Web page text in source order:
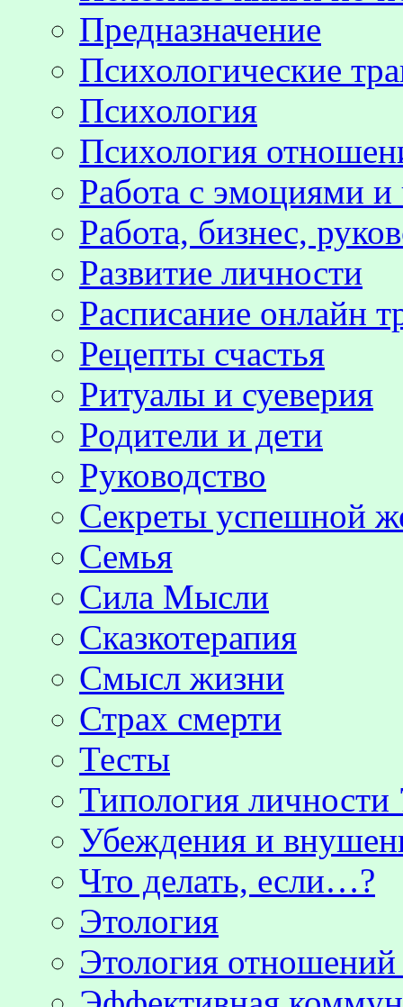
Предназначение
Психологические
Психология
Психология
Работа с эмоциями и
Работа, бизнес,
Развитие личности
Расписание онлайн
Рецепты счастья
Ритуалы и суеверия
Родители и дети
Руководство
Секреты успешной
Семья
Сила Мысли
Сказкотерапия
Смысл жизни
Страх смерти
Тесты
Типология личности
Убеждения и
Что делать, если…?
Этология
Этология